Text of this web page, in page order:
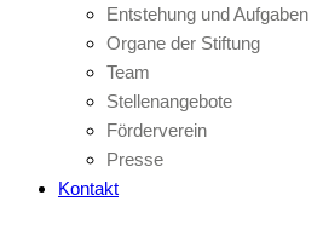
Entstehung und Aufgaben
Organe der Stiftung
Team
Stellenangebote
Förderverein
Presse
Kontakt